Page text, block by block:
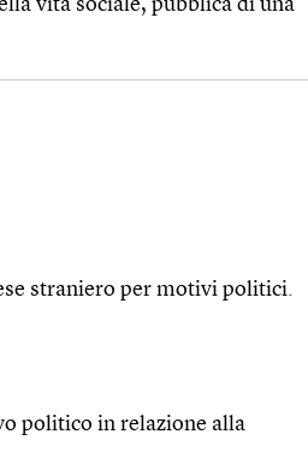
vita sociale, pubblica di una
straniero per motivi politici.
politico in relazione alla